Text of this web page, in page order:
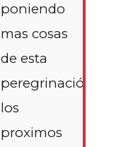
poniendo
mas cosas
de esta
peregrinación
los
proximos